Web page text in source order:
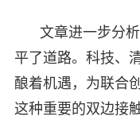
文章进一步分
平了道路。科技、
酿着机遇，为联合
这种重要的双边接